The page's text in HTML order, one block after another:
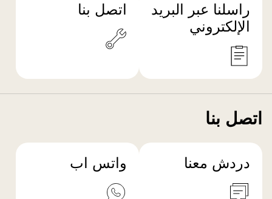
راسلنا عبر البريد
الإلكتروني
اتصل بنا
اتصل بنا
دردش معنا واتس اب